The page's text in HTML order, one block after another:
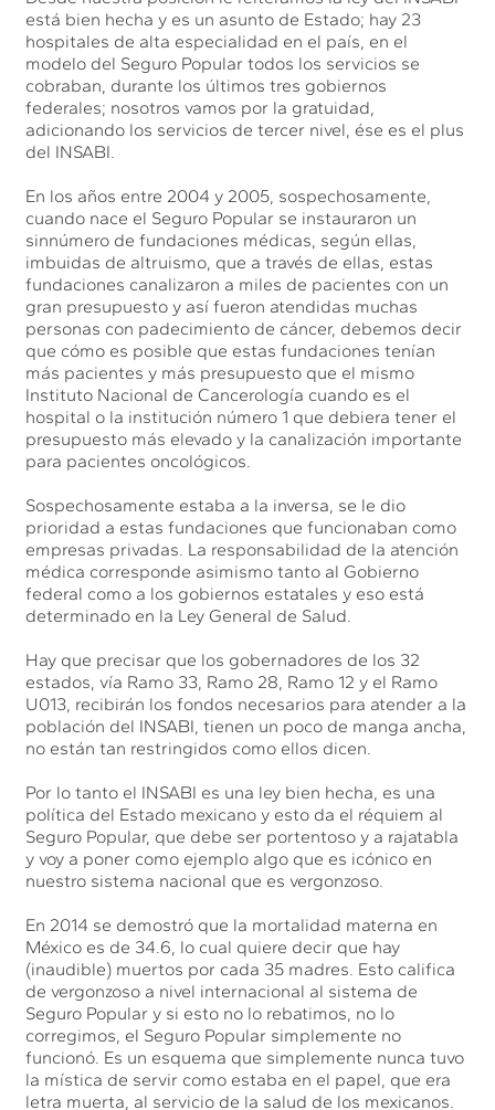
está bien hecha y es un asunto de Estado; hay 23
hospitales de alta especialidad en el país, en el
modelo del Seguro Popular todos los servicios se
cobraban, durante los últimos tres gobiernos
federales; nosotros vamos por la gratuidad,
adicionando los servicios de tercer nivel, ése es el plus
del INSABI.
En los años entre 2004 y 2005, sospechosamente,
cuando nace el Seguro Popular se instauraron un
sinnúmero de fundaciones médicas, según ellas,
imbuidas de altruismo, que a través de ellas, estas
fundaciones canalizaron a miles de pacientes con un
gran presupuesto y así fueron atendidas muchas
personas con padecimiento de cáncer, debemos decir
que cómo es posible que estas fundaciones tenían
más pacientes y más presupuesto que el mismo
Instituto Nacional de Cancerología cuando es el
hospital o la institución número 1 que debiera tener el
presupuesto más elevado y la canalización importante
para pacientes oncológicos.
Sospechosamente estaba a la inversa, se le dio
prioridad a estas fundaciones que funcionaban como
empresas privadas. La responsabilidad de la atención
médica corresponde asimismo tanto al Gobierno
federal como a los gobiernos estatales y eso está
determinado en la Ley General de Salud.
Hay que precisar que los gobernadores de los 32
estados, vía Ramo 33, Ramo 28, Ramo 12 y el Ramo
U013, recibirán los fondos necesarios para atender a la
población del INSABI, tienen un poco de manga ancha,
no están tan restringidos como ellos dicen.
Por lo tanto el INSABI es una ley bien hecha, es una
política del Estado mexicano y esto da el réquiem al
Seguro Popular, que debe ser portentoso y a rajatabla
y voy a poner como ejemplo algo que es icónico en
nuestro sistema nacional que es vergonzoso.
En 2014 se demostró que la mortalidad materna en
México es de 34.6, lo cual quiere decir que hay
(inaudible) muertos por cada 35 madres. Esto califica
de vergonzoso a nivel internacional al sistema de
Seguro Popular y si esto no lo rebatimos, no lo
corregimos, el Seguro Popular simplemente no
funcionó. Es un esquema que simplemente nunca tuvo
la mística de servir como estaba en el papel, que era
letra muerta, al servicio de la salud de los mexicanos.